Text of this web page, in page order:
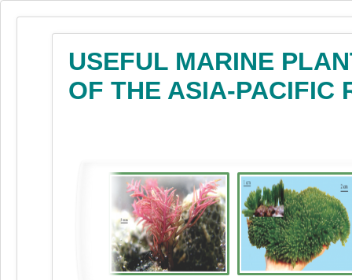
USEFUL MARINE
OF THE ASIA-PACIFIC